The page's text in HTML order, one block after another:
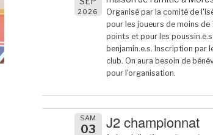
2026
Organisé par la comité de
pour les joueurs de moins de
points et pour les
benjamin.e.s. Inscription par
club. On aura besoin de
pour l'organisation.
SAM
03 J2 championnat